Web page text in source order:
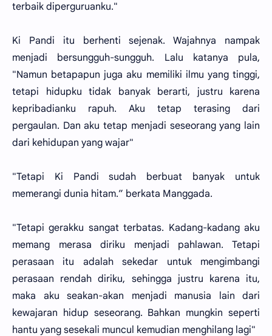
terbaik diperguruanku."
Ki Pandi itu berhenti sejenak. Wajahnya nampak
menjadi bersungguh-sungguh. Lalu katanya pula,
"Namun betapapun juga aku memiliki ilmu yang tinggi,
tetapi hidupku tidak banyak berarti, justru karena
kepribadianku rapuh. Aku tetap terasing dari
pergaulan. Dan aku tetap menjadi seseorang yang lain
dari kehidupan yang wajar"
"Tetapi Ki Pandi sudah berbuat banyak untuk
memerangi dunia hitam.” berkata Manggada.
"Tetapi gerakku sangat terbatas. Kadang-kadang aku
memang merasa diriku menjadi pahlawan. Tetapi
perasaan itu adalah sekedar untuk mengimbangi
perasaan rendah diriku, sehingga justru karena itu,
maka aku seakan-akan menjadi manusia lain dari
kewajaran hidup seseorang. Bahkan mungkin seperti
hantu yang sesekali muncul kemudian menghilang lagi"